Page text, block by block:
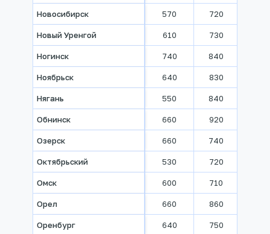
Новосибирск 570 720
Новый Уренгой 610 730
Ногинск 740 840
Ноябрьск 640 830
Нягань 550 840
Обнинск 660 920
Озерск 660 740
Октябрьский 530 720
Омск 600 710
Орел 660 860
Оренбург 640 750